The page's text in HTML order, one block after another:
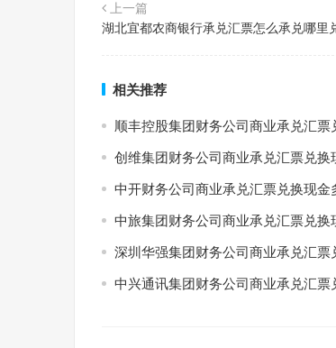
上一篇
湖北宜都农商银行承兑汇票怎么承兑哪里
相关推荐
顺丰控股集团财务公司商业承兑汇票
创维集团财务公司商业承兑汇票兑换
中开财务公司商业承兑汇票兑换现金
中旅集团财务公司商业承兑汇票兑换
深圳华强集团财务公司商业承兑汇票
中兴通讯集团财务公司商业承兑汇票